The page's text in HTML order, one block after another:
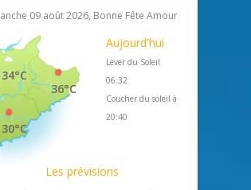
09 août 2026, Bonne Fête Amour
36°C
34°C
30°C
Aujourd'hui
Lever du Soleil
06:32
Coucher du soleil à
20:40
Les prévisions